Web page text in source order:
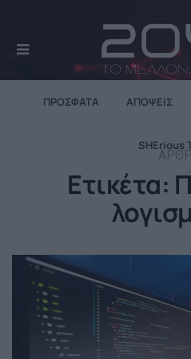
ΠΡΌΣΦΑΤΑ ΑΠΌΨΕΙΣ
SHErious
Ετικέτα: